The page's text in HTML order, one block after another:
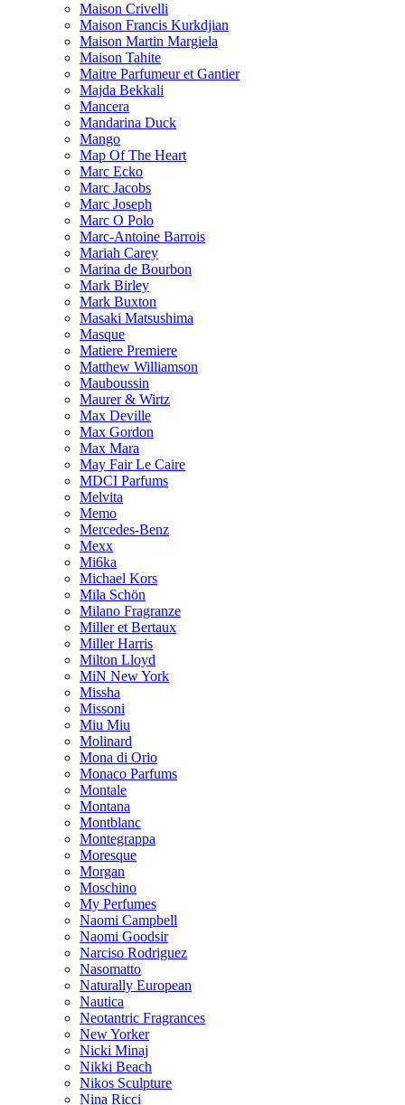
Maison Crivelli
Maison Francis Kurkdjian
Maison Martin Margiela
Maison Tahite
Maitre Parfumeur et Gantier
Majda Bekkali
Mancera
Mandarina Duck
Mango
Map Of The Heart
Marc Ecko
Marc Jacobs
Marc Joseph
Marc O Polo
Marc-Antoine Barrois
Mariah Carey
Marina de Bourbon
Mark Birley
Mark Buxton
Masaki Matsushima
Masque
Matiere Premiere
Matthew Williamson
Mauboussin
Maurer & Wirtz
Max Deville
Max Gordon
Max Mara
May Fair Le Caire
MDCI Parfums
Melvita
Memo
Mercedes-Benz
Mexx
Mi6ka
Michael Kors
Mila Schön
Milano Fragranze
Miller et Bertaux
Miller Harris
Milton Lloyd
MiN New York
Missha
Missoni
Miu Miu
Molinard
Mona di Orio
Monaco Parfums
Montale
Montana
Montblanc
Montegrappa
Moresque
Morgan
Moschino
My Perfumes
Naomi Campbell
Naomi Goodsir
Narciso Rodriguez
Nasomatto
Naturally European
Nautica
Neotantric Fragrances
New Yorker
Nicki Minaj
Nikki Beach
Nikos Sculpture
Nina Ricci